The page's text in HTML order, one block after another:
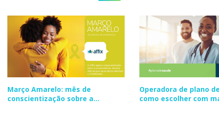
Março Amarelo: mês de
conscientização sobre a
Operadora de plano
como escolher com